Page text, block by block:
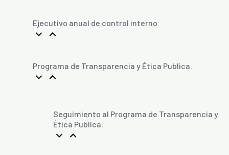
Ejecutivo anual de control interno
Programa de Transparencia y Ética Publica.
Seguimiento al Programa de Transparencia y
Ética Publica.